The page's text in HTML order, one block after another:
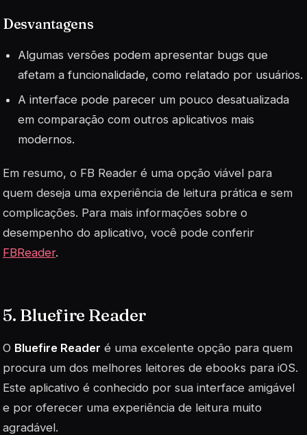
Desvantagens
Algumas versões podem apresentar bugs que
afetam a funcionalidade, como relatado por usuários.
A interface pode parecer um pouco desatualizada
em comparação com outros aplicativos mais
modernos.
Em resumo, o FB Reader é uma opção viável para
quem deseja uma experiência de leitura prática e sem
complicações. Para mais informações sobre o
desempenho do aplicativo, você pode conferir
FBReader.
5. Bluefire Reader
O Bluefire Reader é uma excelente opção para quem
procura um dos melhores leitores de ebooks para iOS.
Este aplicativo é conhecido por sua interface amigável
e por oferecer uma experiência de leitura muito
agradável.